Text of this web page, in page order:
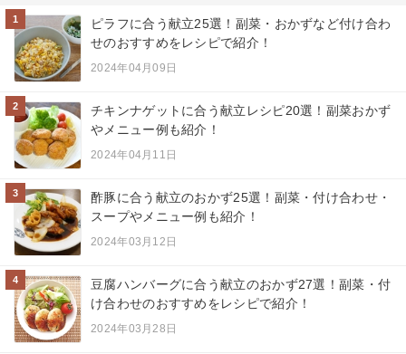
1
ピラフに合う献立25選！副菜・おかずなど付け合わ
せのおすすめをレシピで紹介！
2024年04月09日
2
チキンナゲットに合う献立レシピ20選！副菜おかず
やメニュー例も紹介！
2024年04月11日
3
酢豚に合う献立のおかず25選！副菜・付け合わせ・
スープやメニュー例も紹介！
2024年03月12日
4
豆腐ハンバーグに合う献立のおかず27選！副菜・付
け合わせのおすすめをレシピで紹介！
2024年03月28日